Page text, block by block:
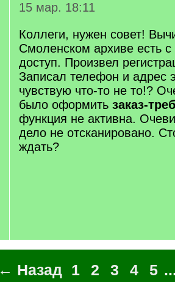
15 мар. 18:11
Коллеги, нужен совет!
Смоленском архиве есть
доступ. Произвел
Записал телефон и адрес
чувствую что-то не то!?
было оформить заказ-
функция не активна.
дело не отсканировано.
ждать?
← Назад 1 2 3 4 5